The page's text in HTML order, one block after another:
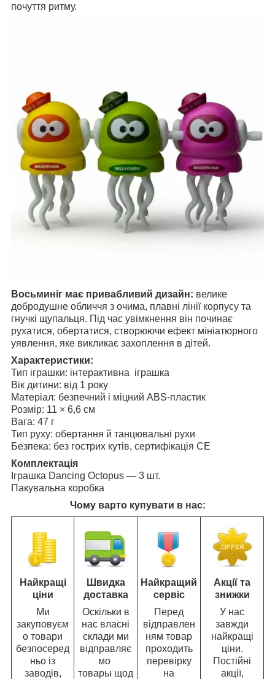
почуття ритму.
Восьминіг має привабливий дизайн: велике
добродушне обличчя з очима, плавні лінії корпусу та
гнучкі щупальця. Під час увімкнення він починає
рухатися, обертатися, створюючи ефект мініатюрного
уявлення, яке викликає захоплення в дітей.
Характеристики:
Тип іграшки: інтерактивна іграшка
Вік дитини: від 1 року
Матеріал: безпечний і міцний ABS-пластик
Розмір: 11 × 6,6 см
Вага: 47 г
Тип руху: обертання й танцювальні рухи
Безпека: без гострих кутів, сертифікація CE
Комплектація
Іграшка Dancing Octopus — 3 шт.
Пакувальна коробка
Чому варто купувати в нас:
Найкращі
ціни
Ми
закуповуєм
о товари
безпосеред
ньо із
заводів,
Швидка
доставка
Оскільки в
нас власні
склади ми
відправляє
мо
товары щод
Найкращий
сервіс
Перед
відправлен
ням товар
проходить
перевірку
на
Акції та
знижки
У нас
завжди
найкращі
ціни.
Постійні
акції,